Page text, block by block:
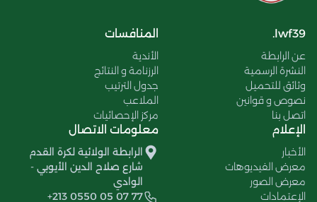
lwf39.
عن الرابطة
النشرة الرسمية
وثائق للتحميل
نصوص و قوانين
اتصل بنا
المنافسات
الأندية
الرزنامة و النتائج
جدول الترتيب
الملاعب
مركز الإحصائيات
الإعلام
الأخبار
معرض الفيديوهات
معرض الصور
الإعتمادات
معلومات الاتصال
الرابطة الولائية لكرة القدم
شارع صلاح الدين الأيوبي -
الوادي
+213 0550 05 07 77